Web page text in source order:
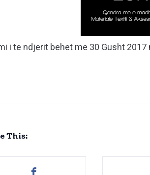
i te ndjerit behet me 30 Gusht 2017
This: